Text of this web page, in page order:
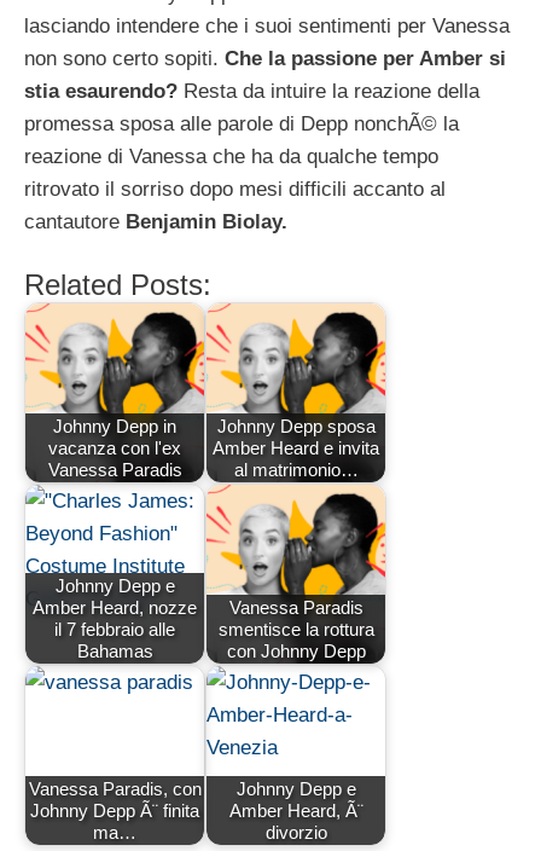
lasciando intendere che i suoi sentimenti per Vanessa
non sono certo sopiti. Che la passione per Amber si
stia esaurendo? Resta da intuire la reazione della
promessa sposa alle parole di Depp nonchÃ© la
reazione di Vanessa che ha da qualche tempo
ritrovato il sorriso dopo mesi difficili accanto al
cantautore Benjamin Biolay.
Related Posts:
Johnny Depp in
vacanza con l'ex
Vanessa Paradis
Johnny Depp sposa
Amber Heard e invita
al matrimonio…
Johnny Depp e
Amber Heard, nozze
il 7 febbraio alle
Bahamas
Vanessa Paradis
smentisce la rottura
con Johnny Depp
Vanessa Paradis, con
Johnny Depp Ã¨ finita
ma…
Johnny Depp e
Amber Heard, Ã¨
divorzio